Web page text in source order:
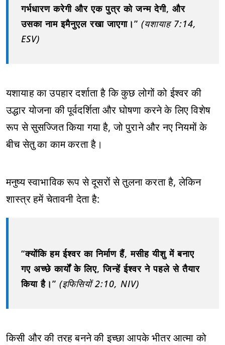
गर्भधारण करेगी और एक पुत्र को जन्म देगी, और
उसका नाम इमैनुएल रखा जाएगा।” (यशायाह 7:14,
ESV)
यशायाह का उपहार दर्शाता है कि कुछ लोगों को ईश्वर की
उद्धार योजना की पूर्वदर्शिता और घोषणा करने के लिए विशेष
रूप से सुसज्जित किया गया है, जो पुराने और नए नियमों के
बीच सेतु का काम करता है।
मनुष्य स्वाभाविक रूप से दूसरों से तुलना करता है, लेकिन
शास्त्र हमें चेतावनी देता है:
“क्योंकि हम ईश्वर का निर्माण हैं, मसीह यीशु में बनाए
गए अच्छे कार्यों के लिए, जिन्हें ईश्वर ने पहले से तैयार
किया है।” (इफिसियों 2:10, NIV)
किसी और की तरह बनने की इच्छा आपके भीतर आत्मा को